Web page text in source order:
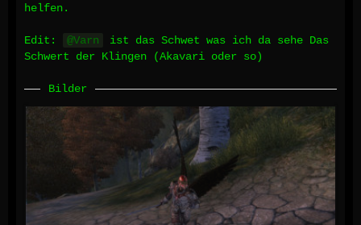
helfen.
Edit: Varn
ist das Schwet was ich da sehe Das
Schwert der Klingen (Akavari oder so)
Bilder